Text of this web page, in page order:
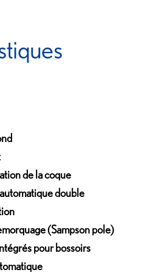
de la coque
double
(Sampson pole)
pour bossoirs